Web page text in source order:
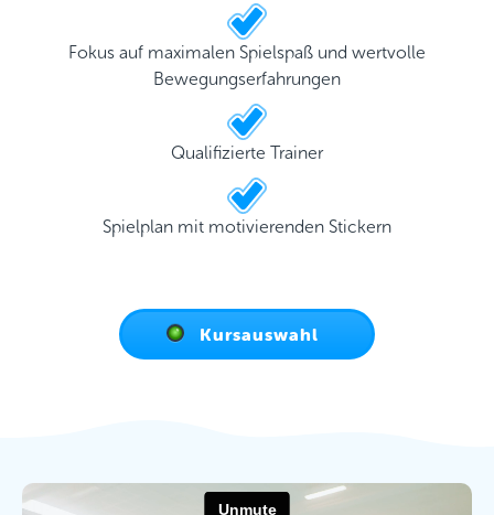
Fokus auf maximalen Spielspaß und wertvolle
Bewegungserfahrungen
Qualifizierte Trainer
Spielplan mit motivierenden Stickern
Kursauswahl